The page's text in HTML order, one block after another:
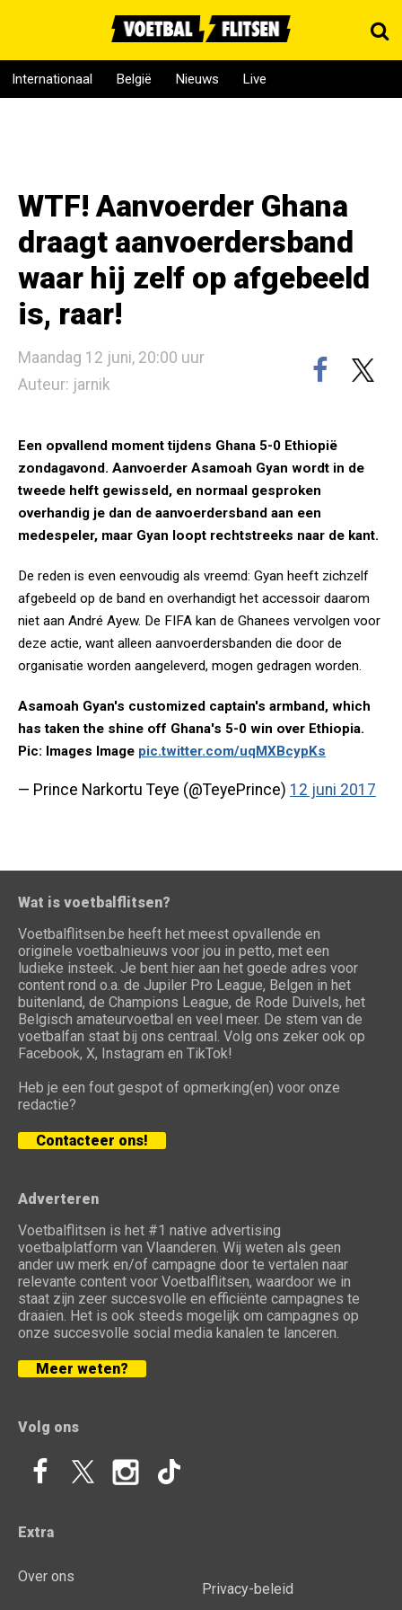
Internationaal België Nieuws Live
WTF! Aanvoerder Ghana
draagt aanvoerdersband
waar hij zelf op afgebeeld
is, raar!
Maandag 12 juni, 20:00 uur
Auteur: jarnik
Een opvallend moment tijdens Ghana 5-0 Ethiopië
zondagavond. Aanvoerder Asamoah Gyan wordt in de
tweede helft gewisseld, en normaal gesproken
overhandig je dan de aanvoerdersband aan een
medespeler, maar Gyan loopt rechtstreeks naar de kant.
De reden is even eenvoudig als vreemd: Gyan heeft zichzelf
afgebeeld op de band en overhandigt het accessoir daarom
niet aan André Ayew. De FIFA kan de Ghanees vervolgen voor
deze actie, want alleen aanvoerdersbanden die door de
organisatie worden aangeleverd, mogen gedragen worden.
Asamoah Gyan's customized captain's armband, which
has taken the shine off Ghana's 5-0 win over Ethiopia.
Pic: Images Image pic.twitter.com/uqMXBcypKs
— Prince Narkortu Teye (@TeyePrince) 12 juni 2017
Wat is voetbalflitsen?
Voetbalflitsen.be heeft het meest opvallende en
originele voetbalnieuws voor jou in petto, met een
ludieke insteek. Je bent hier aan het goede adres voor
content rond o.a. de Jupiler Pro League, Belgen in het
buitenland, de Champions League, de Rode Duivels, het
Belgisch amateurvoetbal en veel meer. De stem van de
voetbalfan staat bij ons centraal. Volg ons zeker ook op
Facebook, X, Instagram en TikTok!
Heb je een fout gespot of opmerking(en) voor onze
redactie?
Contacteer ons!
Adverteren
Voetbalflitsen is het #1 native advertising
voetbalplatform van Vlaanderen. Wij weten als geen
ander uw merk en/of campagne door te vertalen naar
relevante content voor Voetbalflitsen, waardoor we in
staat zijn zeer succesvolle en efficiënte campagnes te
draaien. Het is ook steeds mogelijk om campagnes op
onze succesvolle social media kanalen te lanceren.
Meer weten?
Volg ons
Extra
Over ons
Privacy-beleid